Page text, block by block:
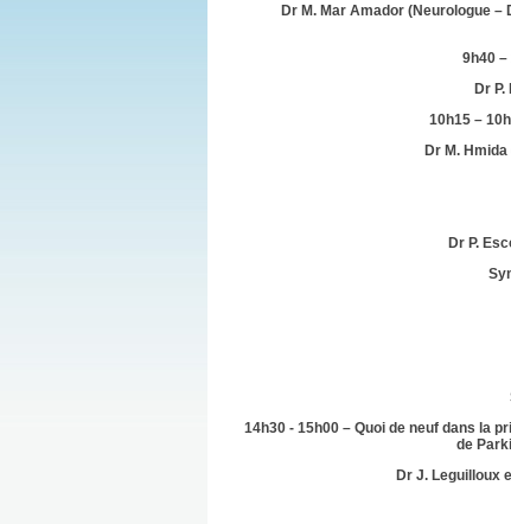
Dr M. Mar Amador (Neurologue
9h40
Dr
10h15 –
Dr M.
Dr P.
14h30 - 15h00 – Quoi de neuf dans la
de
Dr J. Leguilloux